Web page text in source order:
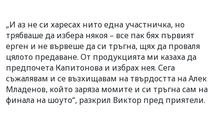
„И аз не си харесах нито една участничка, но
трябваше да избера някоя – все пак бях първият
ерген и не вървеше да си тръгна, щях да проваля
цялото предаване. От продукцията ми казаха да
предпочета Капитонова и избрах нея. Сега
съжалявам и се възхищавам на твърдостта на Алек
Младенов, който заряза момите и си тръгна сам на
финала на шоуто“, разкрил Виктор пред приятели.